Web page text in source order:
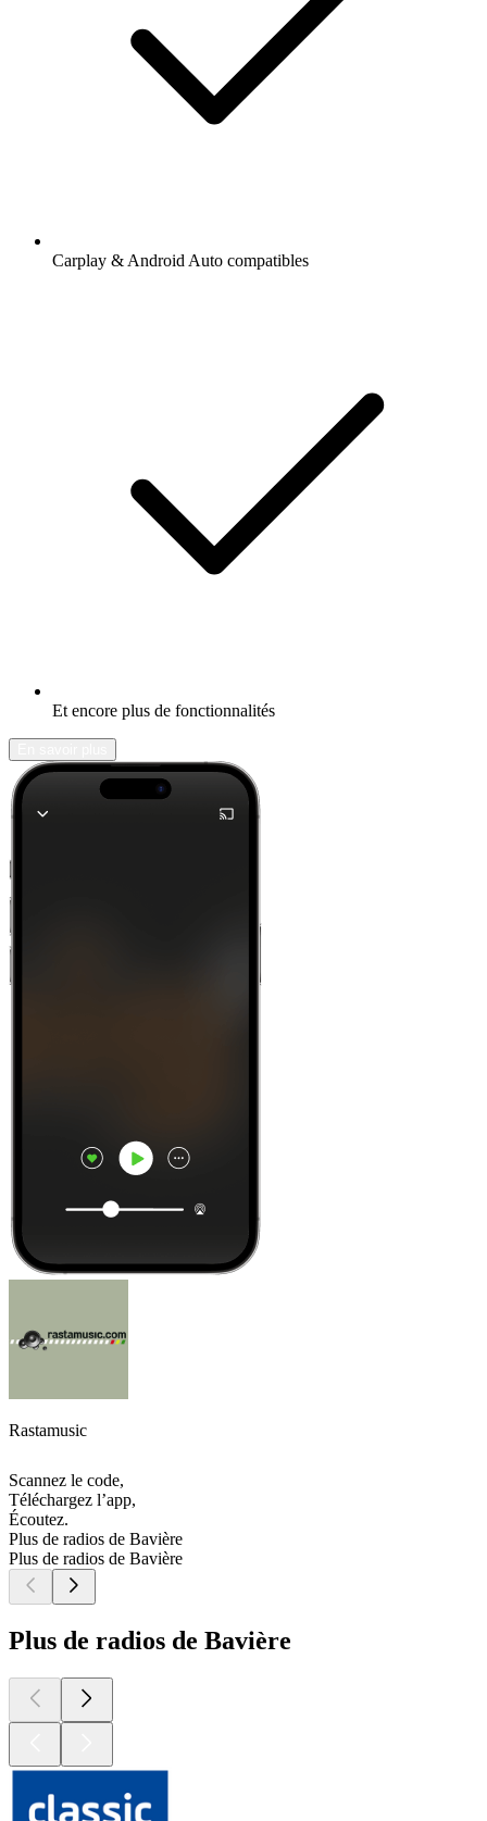
Carplay & Android Auto compatibles
Et encore plus de fonctionnalités
Rastamusic
Scannez le code,
Téléchargez l’app,
Écoutez.
Plus de radios de Bavière
Plus de radios de Bavière
Plus de radios de Bavière